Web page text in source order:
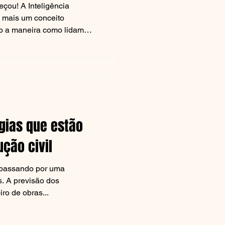
Antes
arquiteto
um conceito
a maneira como lidamos
sobre a form
que estão
civil
por uma
A previsão dos
de obras...